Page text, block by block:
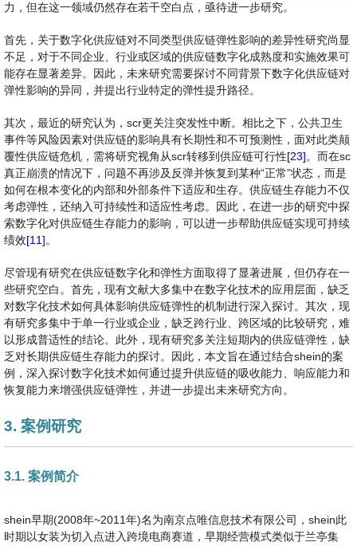
力，但在这一领域仍然存在若干空白点，亟待进一步研究。
首先，关于数字化供应链对不同类型供应链弹性影响的差异性研究尚显
不足，对于不同企业、行业或区域的供应链数字化成熟度和实施效果可
能存在显著差异。因此，未来研究需要探讨不同背景下数字化供应链对
弹性影响的异同，并提出行业特定的弹性提升路径。
其次，最近的研究认为，scr更关注突发性中断。相比之下，公共卫生
事件等风险因素对供应链的影响具有长期性和不可预测性，面对此类颠
覆性供应链危机，需将研究视角从scr转移到供应链可行性[23]。而在sc
真正崩溃的情况下，问题不再涉及反弹并恢复到某种“正常”状态，而是
如何在根本变化的内部和外部条件下适应和生存。供应链生存能力不仅
考虑弹性，还纳入可持续性和适应性考虑。因此，在进一步的研究中探
索数字化对供应链生存能力的影响，可以进一步帮助供应链实现可持续
绩效[11]。
尽管现有研究在供应链数字化和弹性方面取得了显著进展，但仍存在一
些研究空白。首先，现有文献大多集中在数字化技术的应用层面，缺乏
对数字化技术如何具体影响供应链弹性的机制进行深入探讨。其次，现
有研究多集中于单一行业或企业，缺乏跨行业、跨区域的比较研究，难
以形成普适性的结论。此外，现有研究多关注短期内的供应链弹性，缺
乏对长期供应链生存能力的探讨。因此，本文旨在通过结合shein的案
例，深入探讨数字化技术如何通过提升供应链的吸收能力、响应能力和
恢复能力来增强供应链弹性，并进一步提出未来研究方向。
3. 案例研究
3.1. 案例简介
shein早期(2008年~2011年)名为南京点唯信息技术有限公司，shein此
时期以女装为切入点进入跨境电商赛道，早期经营模式类似于兰亭集